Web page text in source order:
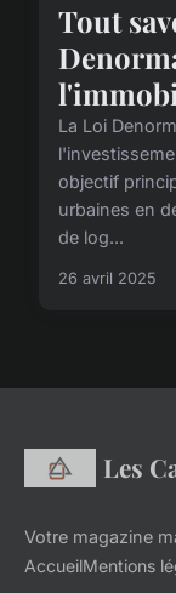
Tout
La Loi
objectif
urbaines en
de log...
26 avril 2025
Les
Votre magazine
AccueilMentions